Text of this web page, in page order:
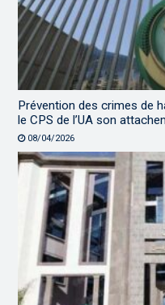
Prévention des crimes de
le CPS de l’UA son
08/04/2026